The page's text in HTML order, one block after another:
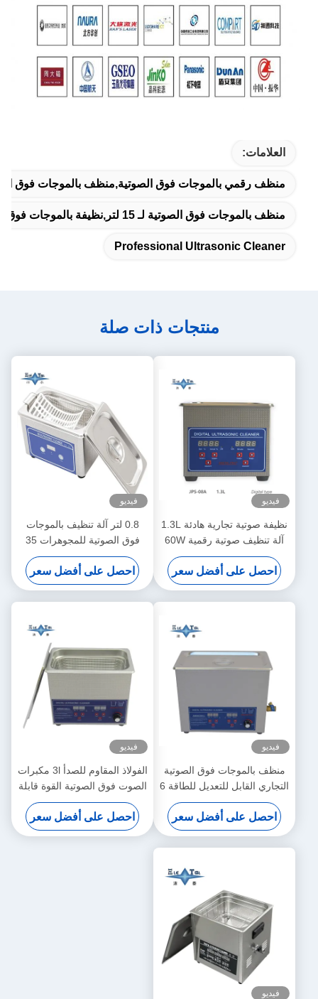
العلامات:
منظف رقمي بالموجات فوق الصوتية,منظف ​​بالموجات فوق
منظف بالموجات فوق الصوتية لـ 15 لتر,نظيفة بالموجات فوق الصوتية 15 لتر 150W,آلة تنظيف بالموجات فوق الصوتية المحمولة 360 واط
Professional Ultrasonic Cleaner
منتجات ذات صلة
فيديو
نظيفة صوتية تجارية هادئة 1.3L
آلة تنظيف صوتية رقمية 60W
مع توقيت متعددة العجلات
احصل على أفضل سعر
فيديو
0.8 لتر آلة تنظيف بالموجات
فوق الصوتية للمجوهرات 35
واط نظارة نظافة بالموجات
فوق الصوتية
احصل على أفضل سعر
فيديو
منظف بالموجات فوق الصوتية
التجاري القابل للتعديل للطاقة 6
لتر منظفات بالموجات فوق
الصوتية الرقمية 70 واط - 180
واط
احصل على أفضل سعر
فيديو
الفولاذ المقاوم للصدأ 3l مكبرات
الصوت فوق الصوتية القوة قابلة
للتعديل المكبرات فوق الصوتية
الصغيرة
احصل على أفضل سعر
فيديو